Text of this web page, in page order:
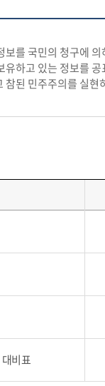
를 국민의 청구에
하고 있는 정보를
된 민주주의를 실현
비표